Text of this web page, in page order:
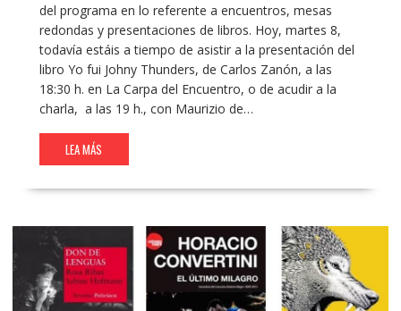
del programa en lo referente a encuentros, mesas
redondas y presentaciones de libros. Hoy, martes 8,
todavía estáis a tiempo de asistir a la presentación del
libro Yo fui Johny Thunders, de Carlos Zanón, a las
18:30 h. en La Carpa del Encuentro, o de acudir a la
charla, a las 19 h., con Maurizio de…
LEA MÁS